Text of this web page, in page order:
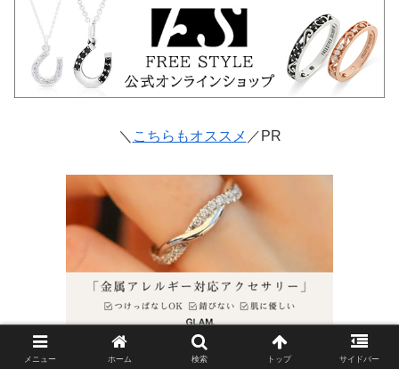
＼ こちらもオススメ ／PR
メニュー ホーム 検索 トップ サイドバー